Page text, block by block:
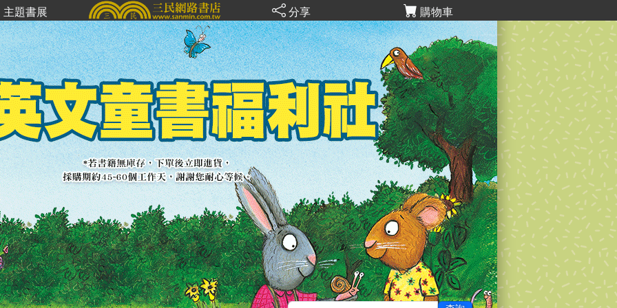
主題書展 分享 購物車